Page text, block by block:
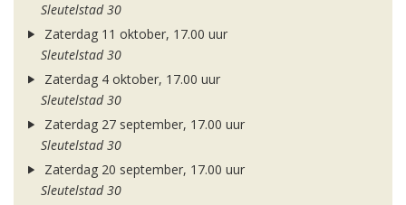
Sleutelstad 30
Zaterdag 11 oktober, 17.00 uur
Sleutelstad 30
Zaterdag 4 oktober, 17.00 uur
Sleutelstad 30
Zaterdag 27 september, 17.00 uur
Sleutelstad 30
Zaterdag 20 september, 17.00 uur
Sleutelstad 30